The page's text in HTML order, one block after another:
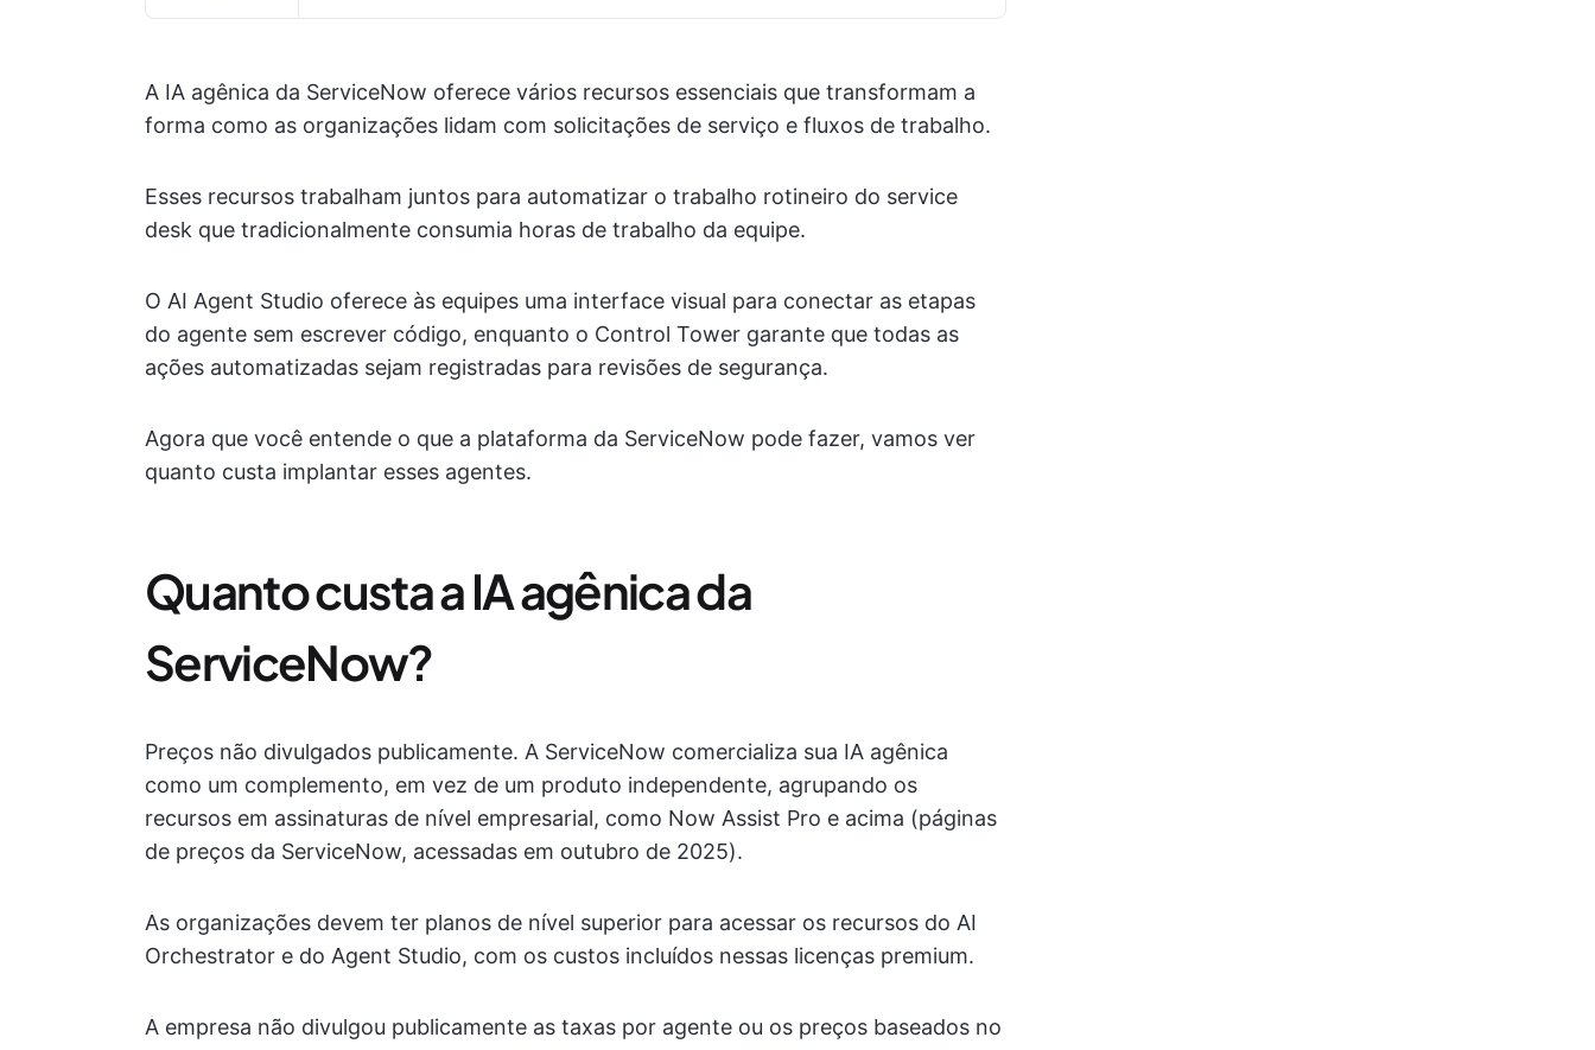
A IA agênica da ServiceNow oferece vários recursos essenciais que transformam a
forma como as organizações lidam com solicitações de serviço e fluxos de trabalho.
Esses recursos trabalham juntos para automatizar o trabalho rotineiro do service
desk que tradicionalmente consumia horas de trabalho da equipe.
O AI Agent Studio oferece às equipes uma interface visual para conectar as etapas
do agente sem escrever código, enquanto o Control Tower garante que todas as
ações automatizadas sejam registradas para revisões de segurança.
Agora que você entende o que a plataforma da ServiceNow pode fazer, vamos ver
quanto custa implantar esses agentes.
Quanto custa a IA agênica da
ServiceNow?
Preços não divulgados publicamente. A ServiceNow comercializa sua IA agênica
como um complemento, em vez de um produto independente, agrupando os
recursos em assinaturas de nível empresarial, como Now Assist Pro e acima (páginas
de preços da ServiceNow, acessadas em outubro de 2025).
As organizações devem ter planos de nível superior para acessar os recursos do AI
Orchestrator e do Agent Studio, com os custos incluídos nessas licenças premium.
A empresa não divulgou publicamente as taxas por agente ou os preços baseados no